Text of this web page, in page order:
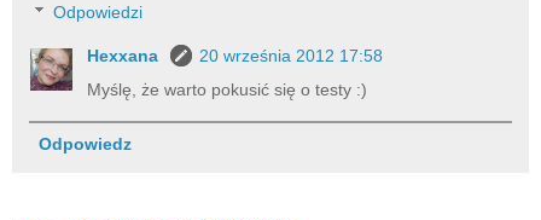
Odpowiedzi
Hexxana
20 września 2012 17:58
Myślę, że warto pokusić się o testy :)
Odpowiedz